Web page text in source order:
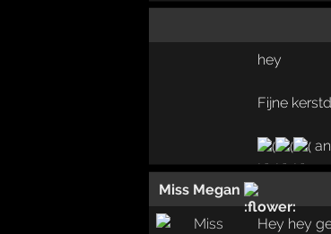
hey
Fijne
Miss Megan
Hey hey